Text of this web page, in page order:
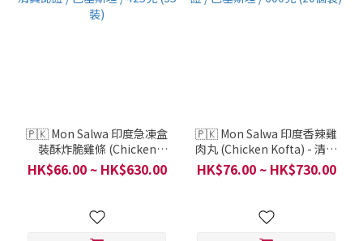
🇵🇰 Mon Salwa 印度急凍盒
裝酥炸脆雞條 (Chicken
Fries) - 清真認證 / 巴基斯坦
/ 425克 (35裝)
HK$66.00 ~ HK$630.00
🇵🇰 Mon Salwa 印度香辣雞
肉丸 (Chicken Kofta) - 清真
認證 / 巴基斯坦 / 600克 (20
個裝)
HK$76.00 ~ HK$730.00